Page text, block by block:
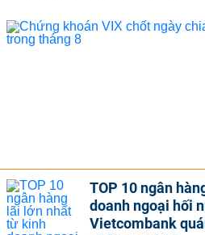
TOP 10 ngân
doanh ngoại hối
Vietcombank